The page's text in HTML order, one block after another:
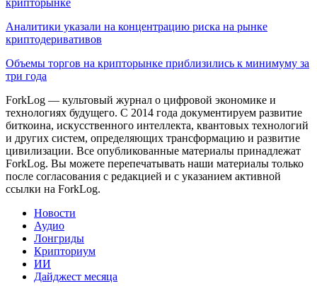
Аналитики указали на концентрацию риска на рынке
криптодеривативов
Объемы торгов на крипторынке приблизились к минимуму за
три года
ForkLog — культовый журнал о цифровой экономике и
технологиях будущего. С 2014 года документируем развитие
биткоина, искусственного интеллекта, квантовых технологий
и других систем, определяющих трансформацию и развитие
цивилизации. Все опубликованные материалы принадлежат
ForkLog. Вы можете перепечатывать наши материалы только
после согласования с редакцией и с указанием активной
ссылки на ForkLog.
Новости
Аудио
Лонгриды
Крипториум
ИИ
Дайджест месяца